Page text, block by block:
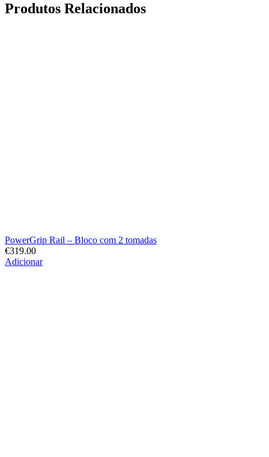
Produtos Relacionados
PowerGrip Rail – Bloco com 2 tomadas
€319.00
Adicionar